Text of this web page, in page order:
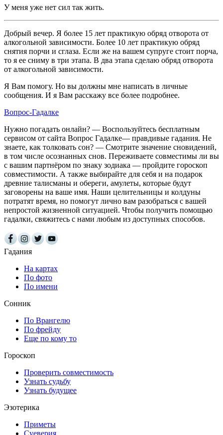
У меня уже нет сил так жить.
Добрый вечер. Я более 15 лет практикую обряд отворота от
алкогольной зависимости. Более 10 лет практикую обряд
снятия порчи и сглаза. Если же на вашем супруге стоит порча,
то я ее сниму в три этапа. В два этапа сделаю обряд отворота
от алкогольной зависимости.
Я Вам помогу. Но вы должны мне написать в личные
сообщения. И я Вам расскажу все более подробнее.
Вопрос-Гадалке
Нужно погадать онлайн? — Воспользуйтесь бесплатным
сервисом от сайта Вопрос Гадалке— правдивые гадания. Не
знаете, как толковать сон? — Смотрите значение сновидений,
в том числе осознанных снов. Переживаете совместимы ли вы
с вашим партнёром по знаку зодиака — пройдите гороскоп
совместимости. А также выбирайте для себя и на подарок
древние талисманы и обереги, амулеты, которые будут
заговорены на ваше имя. Наши целительницы и колдуны
потратят время, но помогут лично вам разобраться с вашей
непростой жизненной ситуацией. Чтобы получить помощью
гадалки, свяжитесь с нами любым из доступных способов.
Гадания
На картах
По фото
По имени
Сонник
По Врангелю
По фрейду
Еще по кому то
Гороскоп
Проверить совместимость
Узнать судьбу
Узнать будущее
Эзотерика
Приметы
Суеверия